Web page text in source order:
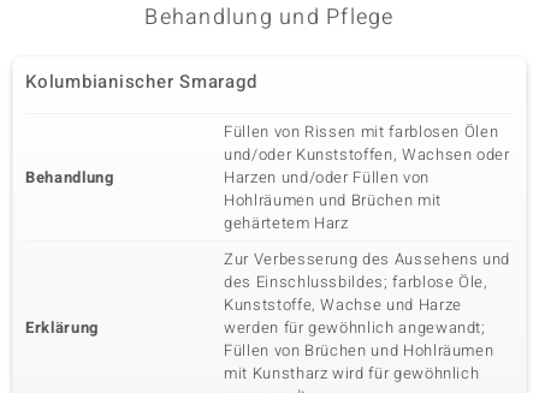
Behandlung und Pflege
Kolumbianischer Smaragd
Behandlung
Füllen von Rissen mit farblosen Ölen
und/oder Kunststoffen, Wachsen oder
Harzen und/oder Füllen von
Hohlräumen und Brüchen mit
gehärtetem Harz
Erklärung
Zur Verbesserung des Aussehens und
des Einschlussbildes; farblose Öle,
Kunststoffe, Wachse und Harze
werden für gewöhnlich angewandt;
Füllen von Brüchen und Hohlräumen
mit Kunstharz wird für gewöhnlich